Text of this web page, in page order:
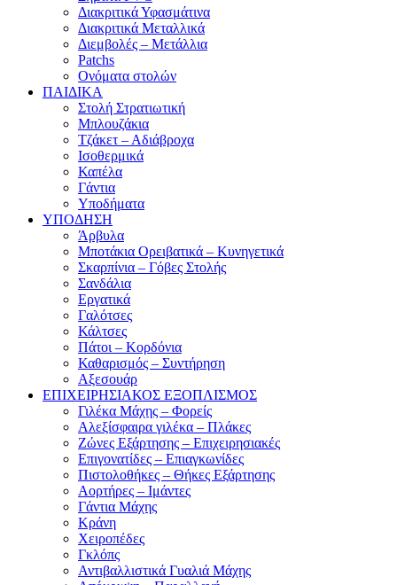
Διακριτικά Υφασμάτινα
Διακριτικά Μεταλλικά
Διεμβολές – Μετάλλια
Patchs
Ονόματα στολών
ΠΑΙΔΙΚΑ
Στολή Στρατιωτική
Μπλουζάκια
Τζάκετ – Αδιάβροχα
Ισοθερμικά
Καπέλα
Γάντια
Υποδήματα
ΥΠΟΔΗΣΗ
Άρβυλα
Μποτάκια Ορειβατικά – Κυνηγετικά
Σκαρπίνια – Γόβες Στολής
Σανδάλια
Εργατικά
Γαλότσες
Κάλτσες
Πάτοι – Κορδόνια
Καθαρισμός – Συντήρηση
Αξεσουάρ
ΕΠΙΧΕΙΡΗΣΙΑΚΟΣ ΕΞΟΠΛΙΣΜΟΣ
Γιλέκα Μάχης – Φορείς
Αλεξίσφαιρα γιλέκα – Πλάκες
Ζώνες Εξάρτησης – Επιχειρησιακές
Επιγονατίδες – Επιαγκωνίδες
Πιστολοθήκες – Θήκες Εξάρτησης
Αορτήρες – Ιμάντες
Γάντια Μάχης
Κράνη
Χειροπέδες
Γκλόπς
Αντιβαλλιστικά Γυαλιά Μάχης